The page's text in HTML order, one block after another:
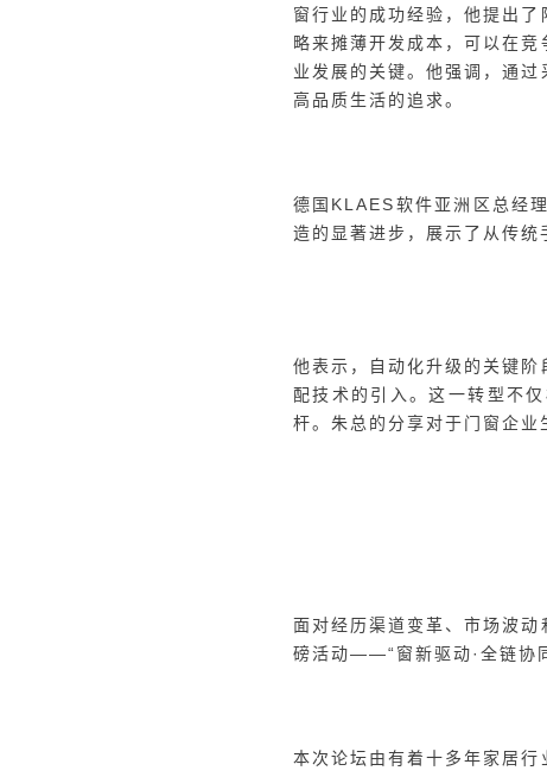
唐会长强调了系统门窗的技
窗行业的成功经验，他提出
高品质生活的追求。